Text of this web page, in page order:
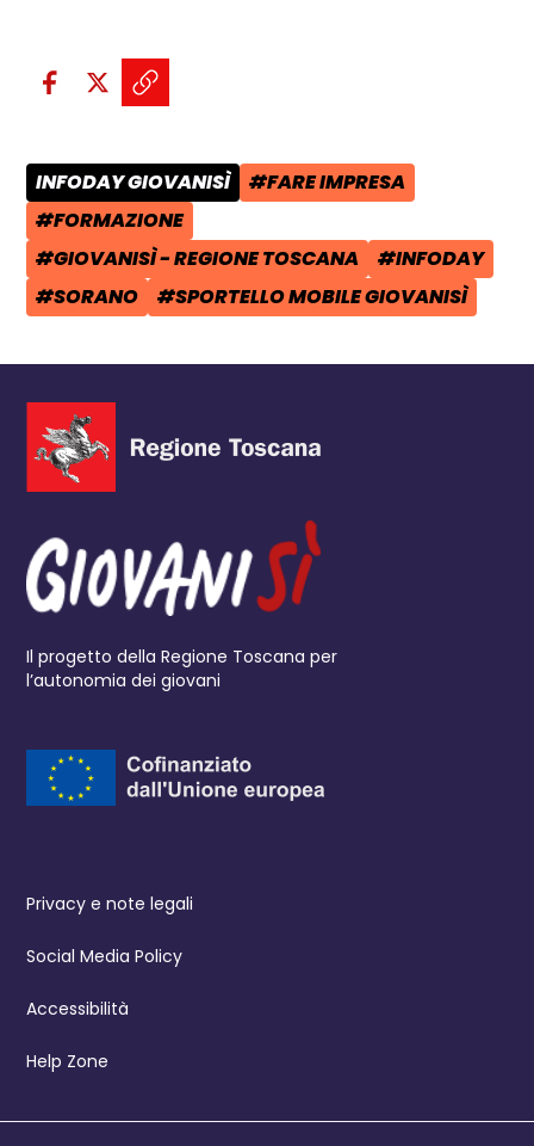
Condividi sui social:
Condividi su Facebook - apre
Condividi su X - apre una
Copia il link e condividi -
CATEGORIA POST:
INFODAY GIOVANISÌ TAG:
#FARE IMPRESA
TAG:
#FORMAZIONE
TAG:
#GIOVANISÌ - REGIONE TOSCANA TAG:
#INFODAY
TAG:
#SORANO TAG:
#SPORTELLO MOBILE GIOVANISÌ
Il progetto della Regione Toscana per
l’autonomia dei giovani
Privacy e note legali
Social Media Policy
Accessibilità
Help Zone